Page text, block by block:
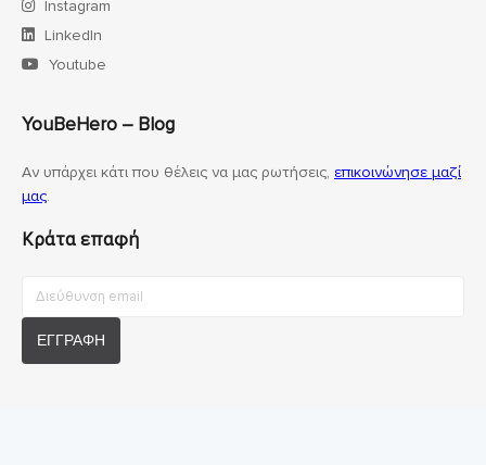
Instagram
LinkedIn
Youtube
YouBeHero – Blog
Αν υπάρχει κάτι που θέλεις να μας ρωτήσεις, επικοινώνησε μαζί
μας.
Κράτα επαφή